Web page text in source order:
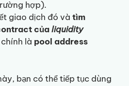
hợp).
giao dịch đó và tìm
củaliquidity
là pool address
bạn có thể tiếp tục dùng